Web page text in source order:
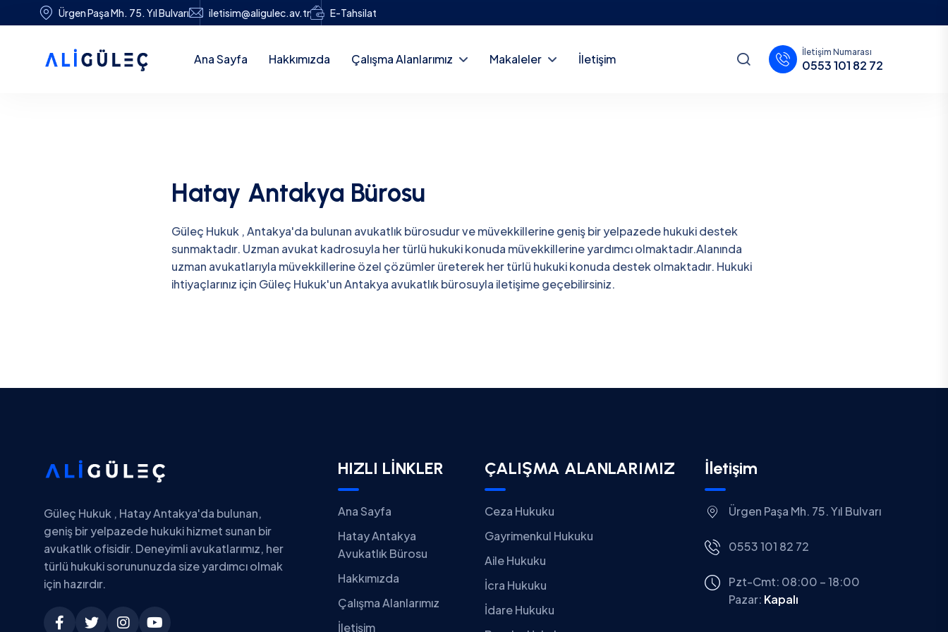
Ürgen Paşa Mh. 75. Yıl Bulvarı iletisim@aligulec.av.tr E-Tahsilat
Ana Sayfa Hakkımızda Çalışma Alanlarımız Makaleler İletişim İletişim Numarası
0553 101 82 72
Hatay Antakya Bürosu
Güleç Hukuk , Antakya'da bulunan avukatlık bürosudur ve müvekkillerine geniş bir yelpazede hukuki destek
sunmaktadır. Uzman avukat kadrosuyla her türlü hukuki konuda müvekkillerine yardımcı olmaktadır.Alanında
uzman avukatlarıyla müvekkillerine özel çözümler üreterek her türlü hukuki konuda destek olmaktadır. Hukuki
ihtiyaçlarınız için Güleç Hukuk'un Antakya avukatlık bürosuyla iletişime geçebilirsiniz.
Güleç Hukuk , Hatay Antakya'da bulunan,
geniş bir yelpazede hukuki hizmet sunan bir
avukatlık ofisidir. Deneyimli avukatlarımız, her
türlü hukuki sorununuzda size yardımcı olmak
için hazırdır.
HIZLI LİNKLER
Ana Sayfa
Hatay Antakya
Avukatlık Bürosu
Hakkımızda
Çalışma Alanlarımız
İletişim
ÇALIŞMA ALANLARIMIZ
Ceza Hukuku
Gayrimenkul Hukuku
Aile Hukuku
İcra Hukuku
İdare Hukuku
İletişim
Ürgen Paşa Mh. 75. Yıl Bulvarı
0553 101 82 72
Pzt-Cmt: 08:00 – 18:00
Pazar: Kapalı